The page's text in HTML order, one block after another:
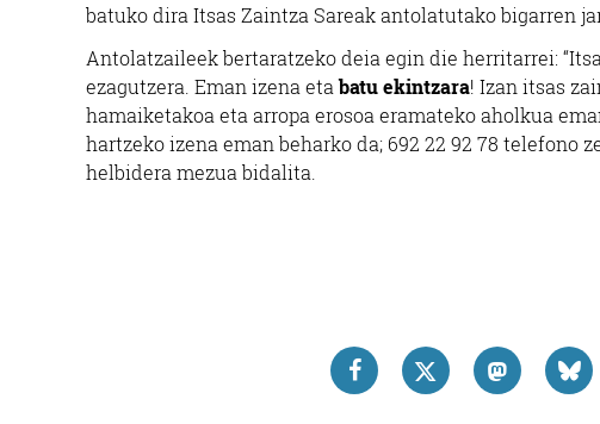
batuko dira Itsas Zaintza Sareak antolatutako bigarren
Antolatzaileek bertaratzeko deia egin die herritarrei:
ezagutzera. Eman izena etabatu ekintzara! Izan itsas
hamaiketakoa eta arropa erosoa eramateko aholkua
hartzeko izena eman beharko da; 692 22 92 78 telefono
helbidera mezua bidalita.